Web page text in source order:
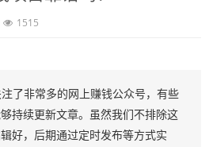
1515
了非常多的网上赚钱公众号，有些
持续更新文章。虽然我们不排除这
好，后期通过定时发布等方式实